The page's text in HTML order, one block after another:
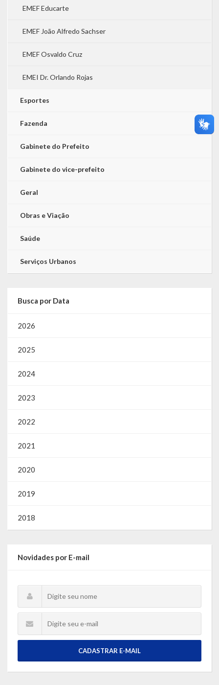
EMEF Educarte
EMEF João Alfredo Sachser
EMEF Osvaldo Cruz
EMEI Dr. Orlando Rojas
Esportes
Fazenda
Gabinete do Prefeito
Gabinete do vice-prefeito
Geral
Obras e Viação
Saúde
Serviços Urbanos
Busca por Data
2026
2025
2024
2023
2022
2021
2020
2019
2018
Novidades por E-mail
CADASTRAR E-MAIL